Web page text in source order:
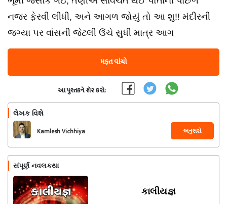
નજર ફેરવી લીધી, અને આગળ જોયું તો આ શુ!! મંદીરની
જગ્યા પર વાંસની જેટલી ઉંચે સુધી માત્ર આગ
મફત વાંચો
આ પુસ્તકને શેર કરો:
લેખક વિશે
Kamlesh Vichhiya અનુસરો
સંપૂર્ણ નવલકથા
કાલીયજ્ઞ